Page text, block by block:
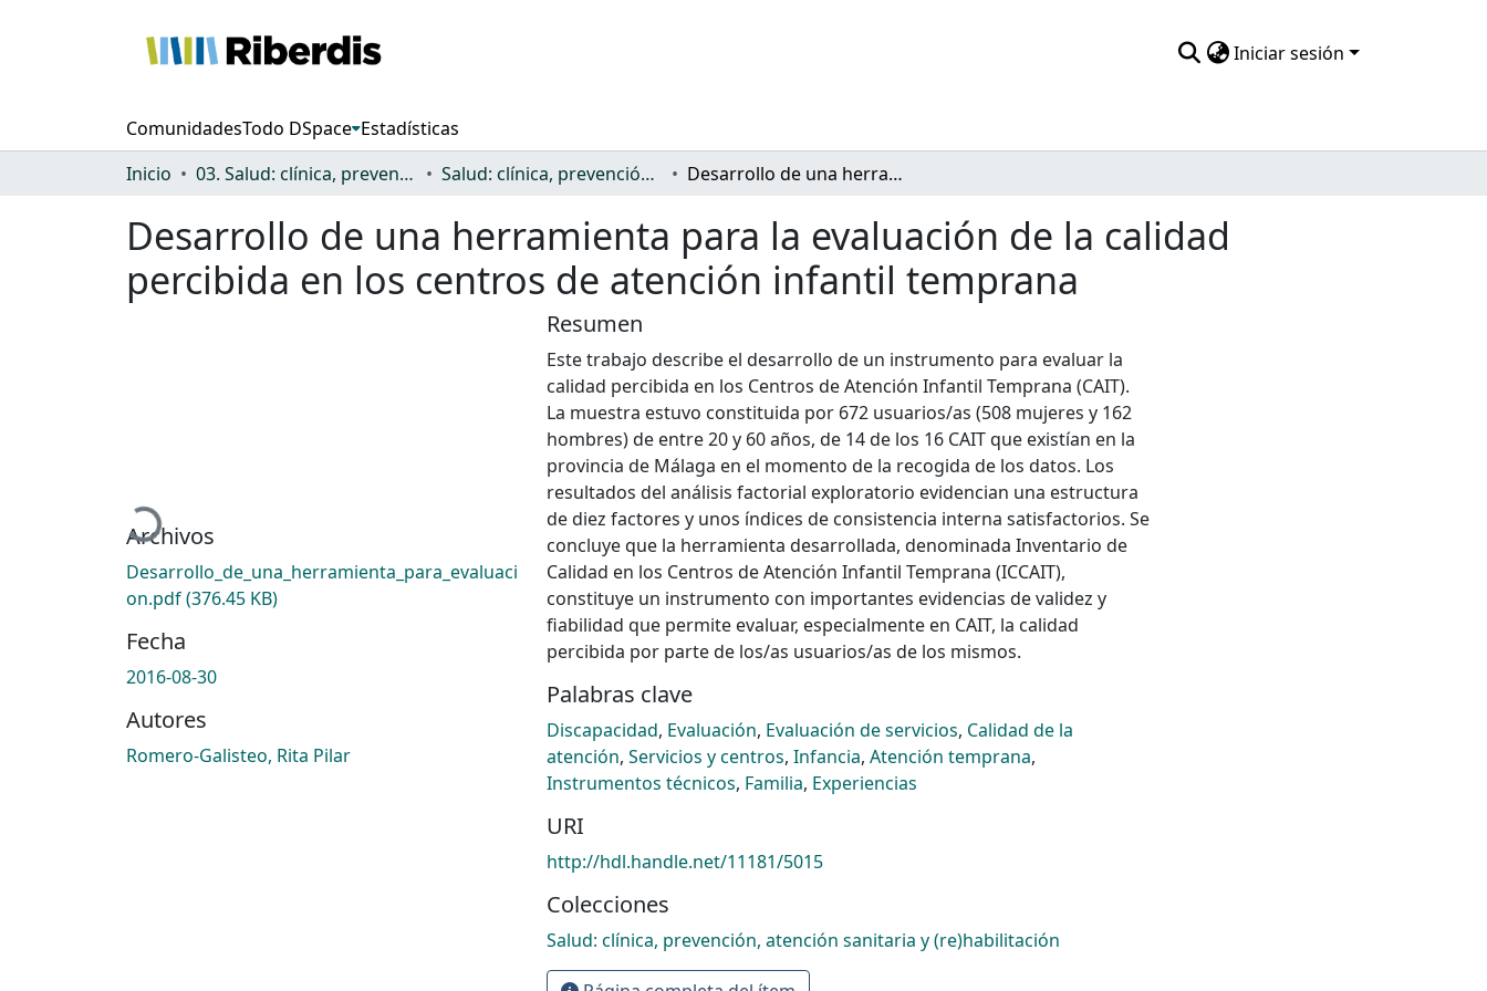
Iniciar sesión
ComunidadesTodo DSpace Estadísticas
Inicio
03. Salud: clínica, prevención, atención sanitaria y (re)habilitación Salud: clínica, prevención, atención sanitaria y (re)habilitación Desarrollo de una herramienta para la evaluación de la calidad percibida en los centros de atención infantil temprana
Desarrollo de una herramienta para la evaluación de la calidad
percibida en los centros de atención infantil temprana
Cargando...
Archivos
Desarrollo_de_una_herramienta_para_evaluaci
on.pdf(376.45 KB)
Fecha
2016-08-30
Autores
Romero-Galisteo, Rita Pilar
Resumen
Este trabajo describe el desarrollo de un instrumento para evaluar la
calidad percibida en los Centros de Atención Infantil Temprana (CAIT).
La muestra estuvo constituida por 672 usuarios/as (508 mujeres y 162
hombres) de entre 20 y 60 años, de 14 de los 16 CAIT que existían en la
provincia de Málaga en el momento de la recogida de los datos. Los
resultados del análisis factorial exploratorio evidencian una estructura
de diez factores y unos índices de consistencia interna satisfactorios. Se
concluye que la herramienta desarrollada, denominada Inventario de
Calidad en los Centros de Atención Infantil Temprana (ICCAIT),
constituye un instrumento con importantes evidencias de validez y
fiabilidad que permite evaluar, especialmente en CAIT, la calidad
percibida por parte de los/as usuarios/as de los mismos.
Palabras clave
Discapacidad, Evaluación, Evaluación de servicios, Calidad de la
atención, Servicios y centros, Infancia, Atención temprana,
Instrumentos técnicos, Familia, Experiencias
URI
http://hdl.handle.net/11181/5015
Colecciones
Salud: clínica, prevención, atención sanitaria y (re)habilitación